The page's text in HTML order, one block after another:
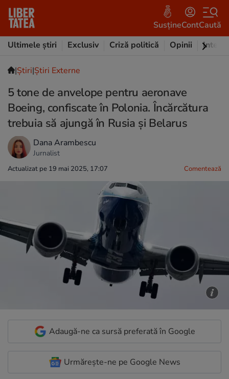
SusțineContCaută
Ultimele știri
Exclusiv Criză politică Opinii
|Ştiri|Știri Externe
5 tone de anvelope pentru aeronave
Boeing, confiscate în Polonia. Încărcătura
trebuia să ajungă în Rusia și Belarus
Dana Arambescu
Jurnalist
Actualizat pe 19 mai 2025, 17:07 Comentează
Adaugă-ne ca sursă preferată în Google
Urmărește-ne pe Google News